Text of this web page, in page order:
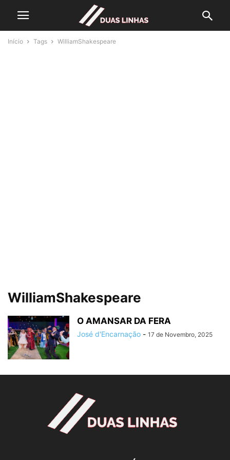
Início Tags WilliamShakespeare
WilliamShakespeare
O AMANSAR DA FERA
José d'Encarnação - 17 de Novembro, 2025